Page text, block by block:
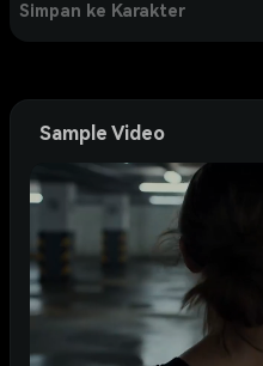
Simpan ke Karakter
Sample Video